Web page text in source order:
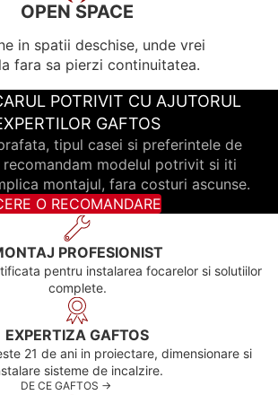
OPEN SPACE
in spatii deschise, unde vrei
fara sa pierzi continuitatea.
POTRIVIT CU AJUTORUL
GAFTOS
tipul casei si preferintele de
modelul potrivit si iti
montajul, fara costuri ascunse.
O RECOMANDARE
PROFESIONIST
pentru instalarea focarelor si solutiilor
complete.
EXPERTIZA GAFTOS
21 de ani in proiectare, dimensionare si
sisteme de incalzire.
DE CE GAFTOS ->